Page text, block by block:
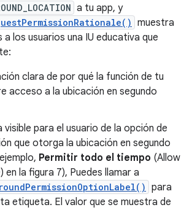
a tu app, y
muestra
a los usuarios una IU educativa que
clara de por qué la función de tu
acceso a la ubicación en segundo
visible para el usuario de la opción de
que otorga la ubicación en segundo
Permitir todo el tiempo (Allow
en la figura 7), Puedes llamar a
para
etiqueta. El valor que se muestra de